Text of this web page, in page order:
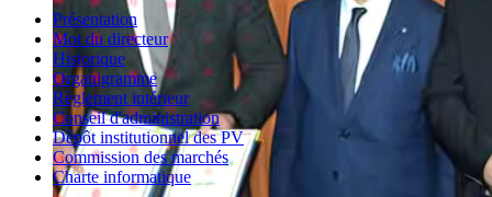
Présentation
Mot du directeur
Historique
Organigramme
Règlement intérieur
Conseil d'administration
Dépôt institutionnel des PV
Commission des marchés
Charte informatique